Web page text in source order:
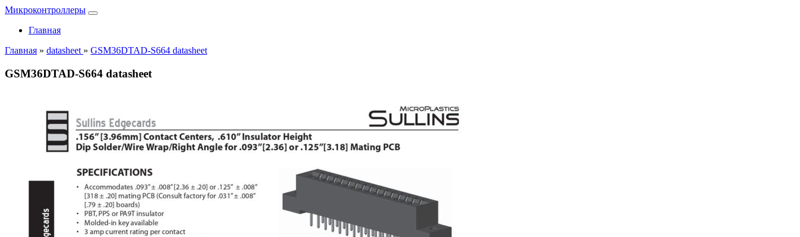
Микроконтроллеры
Главная
Главная » datasheet » GSM36DTAD-S664 datasheet
GSM36DTAD-S664 datasheet